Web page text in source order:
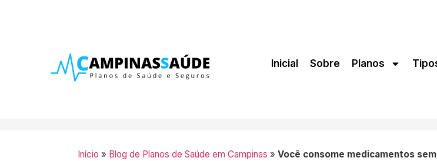
Inicial Sobre Planos
Início » Blog de Planos de Saúde em Campinas » Você consome medicamentos